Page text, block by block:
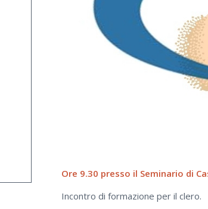
Ore 9.30 presso il Seminario di
Incontro di formazione per il clero.